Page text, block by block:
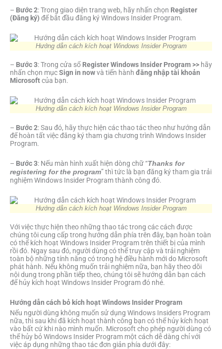
– Bước 2: Trong giao diện trang web, hãy nhấn chọn Register
(Đăng ký) để bắt đầu đăng ký Windows Insider Program.
Hướng dẫn cách kích hoạt Windows Insider Program
– Bước 3: Trong cửa sổ Register Windows Insider Program >> hãy
nhấn chọn mụcSign in nowvà tiến hành đăng nhập tài khoản
Microsoftcủa bạn.
Hướng dẫn cách kích hoạt Windows Insider Program
– Bước 2: Sau đó, hãy thực hiện các thao tác theo như hướng dẫn
để hoàn tất việc đăng ký tham gia chương trình Windows Insider
Program.
– Bước 3: Nếu màn hình xuất hiện dòng chữ “Thanks for
registering for the program” thì tức là bạn đăng ký tham gia trải
nghiệm Windows Insider Program thành công đó.
Hướng dẫn cách kích hoạt Windows Insider Program
Với việc thực hiện theo những thao tác trong các cách được
chúng tôi cung cấp trong hướng dẫn phía trên đây, bạn hoàn toàn
có thể kích hoạt Windows Insider Program trên thiết bị của mình
rồi đó. Ngay sau đó, người dùng có thể truy cập và trải nghiệm
toàn bộ những tính năng có trong hệ điều hành mới do Microsoft
phát hành. Nếu không muốn trải nghiệm nữa, bạn hãy theo dõi
nội dung trong phần tiếp theo, chúng tôi sẽ hướng dẫn bạn cách
để hủy kích hoạt Windows Insider Program đó nhé.
Hướng dẫn cách bỏ kích hoạt Windows Insider Program
Nếu người dùng không muốn sử dụng Windows Insiders Program
nữa, thì sau khi đã kích hoạt thành công bạn có thể hủy kích hoạt
vào bất cứ khi nào mình muốn. Microsoft cho phép người dùng có
thể hủy bỏ Windows Insider Program một cách dễ dàng chỉ với
việc áp dụng những thao tác đơn giản phía dưới đây: